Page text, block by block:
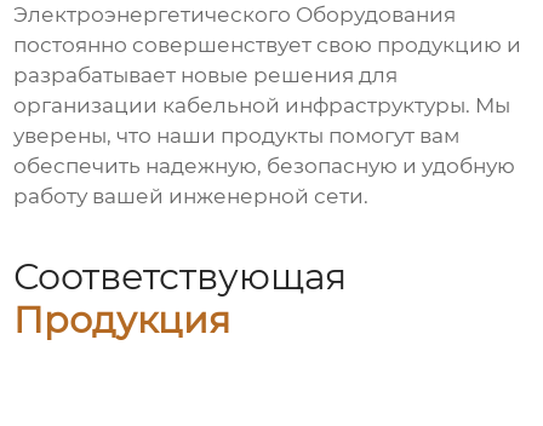
Электроэнергетического Оборудования
постоянно совершенствует свою продукцию и
разрабатывает новые решения для
организации кабельной инфраструктуры. Мы
уверены, что наши продукты помогут вам
обеспечить надежную, безопасную и удобную
работу вашей инженерной сети.
Соответствующая
Продукция